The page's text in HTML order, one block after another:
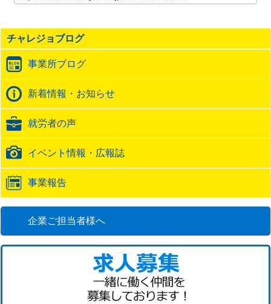
記
の
ト
ッ
ク
バ
ッ
URL
チャレジョブログ
事業所ブログ
新着情報・お知らせ
就労者の声
イベント情報・広報誌
事業報告
企業ご担当者様へ